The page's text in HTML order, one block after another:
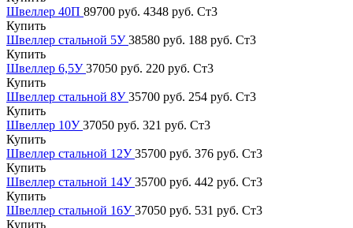
Швеллер 40П 89700 руб. 4348 руб. Ст3
Купить
Швеллер стальной 5У38580 руб. 188 руб. Ст3
Купить
Швеллер 6,5У37050 руб. 220 руб. Ст3
Купить
Швеллер стальной 8У35700 руб. 254 руб. Ст3
Купить
Швеллер 10У37050 руб. 321 руб. Ст3
Купить
Швеллер стальной 12У35700 руб. 376 руб. Ст3
Купить
Швеллер стальной 14У35700 руб. 442 руб. Ст3
Купить
Швеллер стальной 16У37050 руб. 531 руб. Ст3
Купить